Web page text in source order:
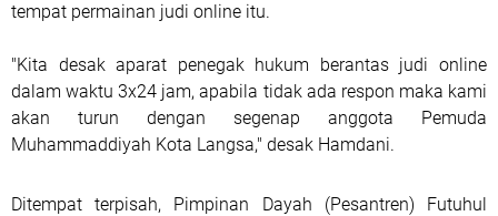
tempat permainan judi online itu.
"Kita desak aparat penegak hukum berantas judi online
dalam waktu 3x24 jam, apabila tidak ada respon maka kami
akan turun dengan segenap anggota Pemuda
Muhammaddiyah Kota Langsa," desak Hamdani.
Ditempat terpisah, Pimpinan Dayah (Pesantren) Futuhul